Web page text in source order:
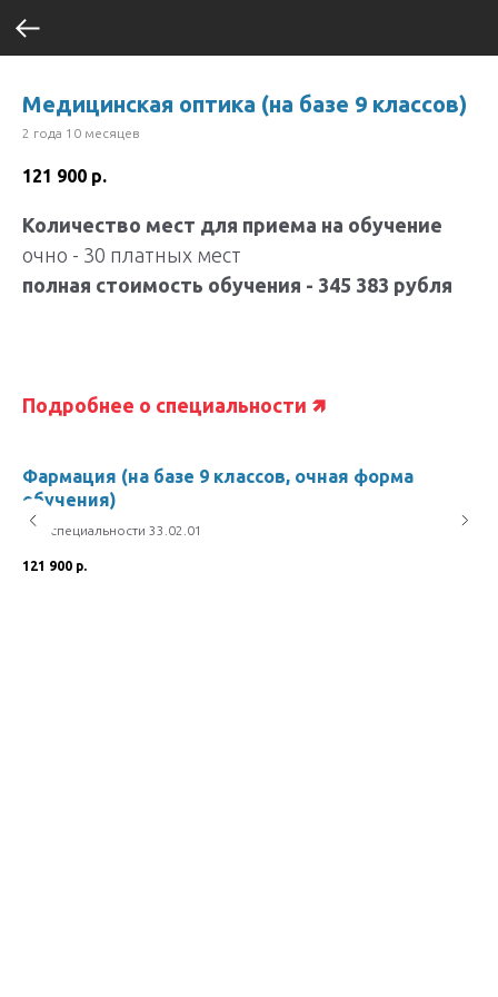
Медицинская оптика (на базе 9 классов)
2 года 10 месяцев
121 900 р.
Количество мест для приема на обучение
очно - 30 платных мест
полная стоимость обучения - 345 383 рубля
Подробнее о специальности 🡽
Фармация (на базе 9 классов, очная форма
обучения)
Код специальности 33.02.01
121 900 р.